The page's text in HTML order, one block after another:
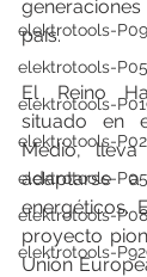
elektrotools-
elektrotools-
elektrotools-
elektrotools-
elektrotools-
elektrotools-
elektrotools-
país.
El Reino
situado en
Medio,
adaptarse
energéticos.
proyecto
Unión